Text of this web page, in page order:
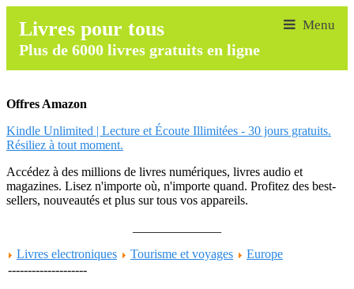
Livres pour tous
Plus de 6000 livres gratuits en ligne
Offres Amazon
Kindle Unlimited | Lecture et Écoute Illimitées - 30 jours gratuits.
Résiliez à tout moment.
Accédez à des millions de livres numériques, livres audio et
magazines. Lisez n'importe où, n'importe quand. Profitez des best-
sellers, nouveautés et plus sur tous vos appareils.
Livres electroniques
Tourisme et voyages
Europe
--------------------